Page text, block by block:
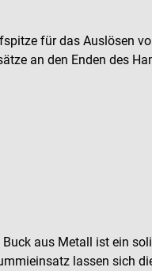
für das Auslösen
an den Enden des
aus Metall ist ein
lassen sich